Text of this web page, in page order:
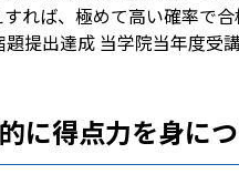
れば、極めて高い確率で合
提出達成 当学院当年度受
に得点力を身に